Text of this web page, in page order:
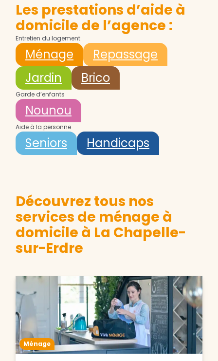
Les prestations d’aide à
domicile de l’agence :
Entretien du logement
Ménage
Repassage
Jardin
Brico
Garde d’enfants
Nounou
Aide à la personne
Seniors Handicaps
Découvrez tous nos
services de ménage à
domicile à La Chapelle-
sur-Erdre
Ménage